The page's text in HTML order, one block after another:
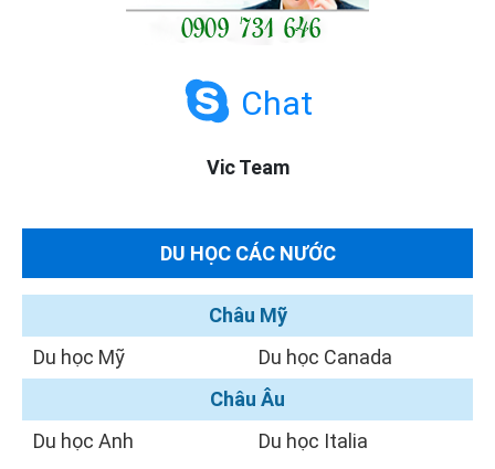
Chat
Vic Team
DU HỌC CÁC NƯỚC
Châu Mỹ
Du học Mỹ
Du học Canada
Châu Âu
Du học Anh
Du học Italia